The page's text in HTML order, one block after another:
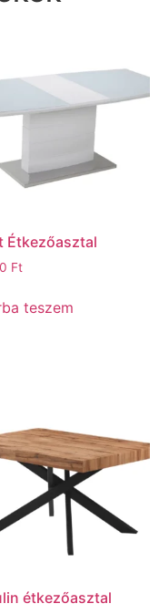
Étkezőasztal
Ft
teszem
étkezőasztal